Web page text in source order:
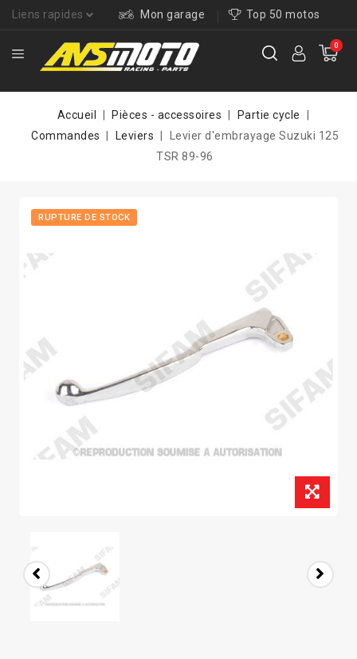
Liens rapides Mon garage Top 50 motos
0
Accueil Pièces - accessoires
Partie cycle
Commandes
Leviers
Levier d'embrayage Suzuki 125
TSR 89-96
RUPTURE DE STOCK